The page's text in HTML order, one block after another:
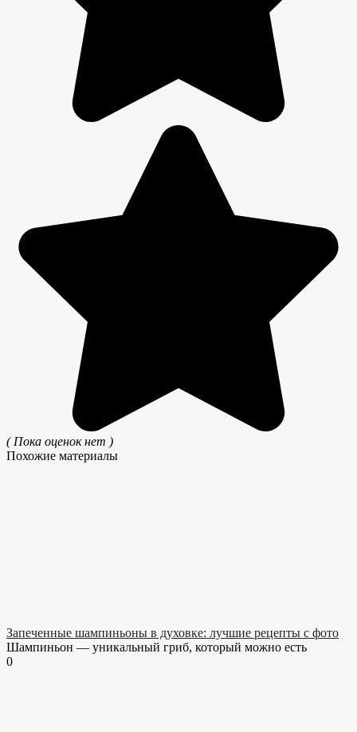
( Пока оценок нет )
Похожие материалы
Запеченные шампиньоны в духовке: лучшие рецепты с фото
Шампиньон — уникальный гриб, который можно есть
0